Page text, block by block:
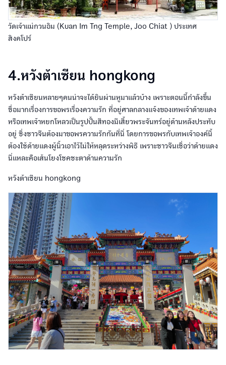
วัดเจ้าแม่กวนอิม (Kuan Im Tng Temple, Joo Chiat ) ประเทศ
สิงคโปร์
4.หวังต้าเซียน hongkong
หวังต้าเซียนหลายๆคนน่าจะได้ยินผ่านหูมาแล้วบ้าง เพราะตอนนี้กำลังขึ้น
ชื่อมากเรื่องการขอพรเรื่องความรัก ที่อยู่ศาลกลางแจ้งของเทพเจ้าด้ายแดง
หรือเทพเจ้าหยกโหลวเป็นรูปปั้นสีทองมีเสี้ยวพระจันทร์อยู่ด้านหลังประทับ
อยู่ ซึ่งชาวจีนต้องมาขอพรความรักกันที่นี่ โดยการขอพรกับเทพเจ้าองค์นี้
ต้องใช้ด้ายแดงผู้นิ้วเอาไว้ไม่ให้หลุดระหว่างพิธี เพราะชาวจีนเชื่อว่าด้ายแดง
นี่แหละคือเส้นโยงโชคชะตาด้านความรัก
หวังต้าเซียน hongkong